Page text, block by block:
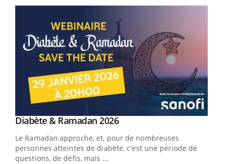
Youtube
Diabète & Ramadan 2026Youtube
Le Ramadan approche, et, pour de nombreuses
personnes atteintes de diabète, c'est une période de
questions, de défis, mais ...
Youtube
Un « jumeau numérique » pour faciliter l’accès
Un établissement lié à un groupe mutualiste innove en
matière de bilan de santé : l'utilisation d'un « jumeau